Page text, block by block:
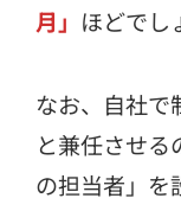
月」 ほどでし
なお、自社で
と兼任させ
の担当者」を